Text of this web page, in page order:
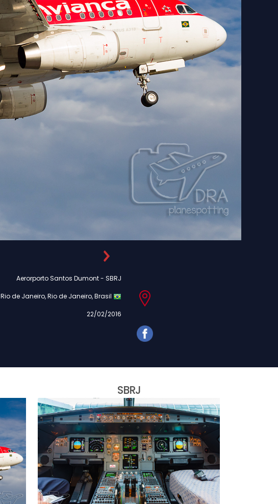
Aerorporto Santos Dumont - SBRJ
Rio de Janeiro, Rio de Janeiro, Brasil
22/02/2016
SBRJ